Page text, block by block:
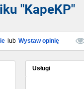
"KapeKP"
lub Wystaw opinię
Usługi